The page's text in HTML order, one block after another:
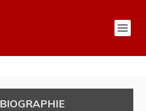
BIOGRAPHIE